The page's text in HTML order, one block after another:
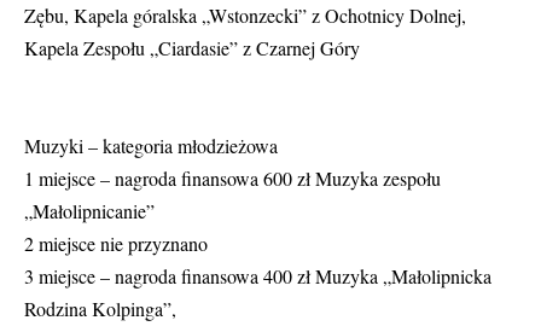
Zębu, Kapela góralska „Wstonzecki” z Ochotnicy Dolnej,
Kapela Zespołu „Ciardasie” z Czarnej Góry
Muzyki – kategoria młodzieżowa
1 miejsce – nagroda finansowa 600 zł Muzyka zespołu
„Małolipnicanie”
2 miejsce nie przyznano
3 miejsce – nagroda finansowa 400 zł Muzyka „Małolipnicka
Rodzina Kolpinga”,